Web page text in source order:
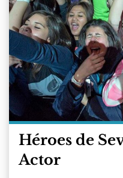
Héroes de
Actor